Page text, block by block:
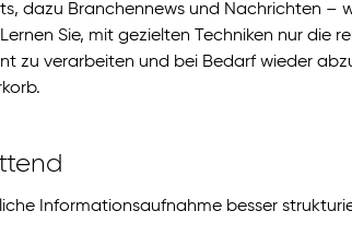
dazu Branchennews und Nachrichten –
Sie, mit gezielten Techniken nur die
zu verarbeiten und bei Bedarf wieder
Informationsaufnahme besser